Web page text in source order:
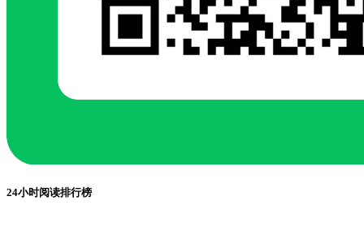
24小时阅读排行榜